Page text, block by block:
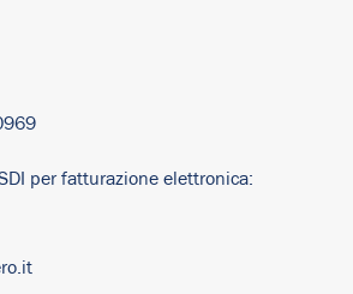
per fatturazione elettronica: